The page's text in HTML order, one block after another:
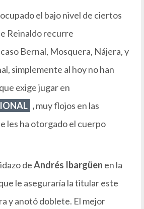
el bajo nivel de ciertos
Reinaldo recurre
Bernal, Mosquera, Nájera, y
simplemente al hoy no han
exige jugar en
,muy flojos en las
les ha otorgado el cuerpo
deAndrés Ibargüen en la
le aseguraría la titular este
y anotó doblete. El mejor